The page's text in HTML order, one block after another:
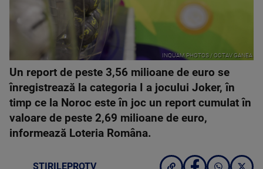
INQUAM PHOTOS / OCTAV GANEA
Un report de peste 3,56 milioane de euro se
înregistrează la categoria I a jocului Joker, în
timp ce la Noroc este în joc un report cumulat în
valoare de peste 2,69 milioane de euro,
informează Loteria Româna.
STIRILEPROTV